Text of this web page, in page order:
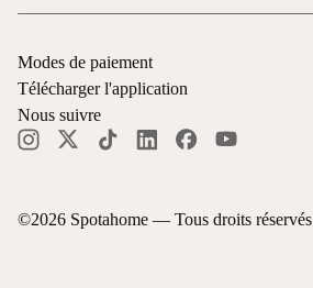
©2026 Spotahome — Tous droits réservés
Modes de paiement
Télécharger l'application
Nous suivre